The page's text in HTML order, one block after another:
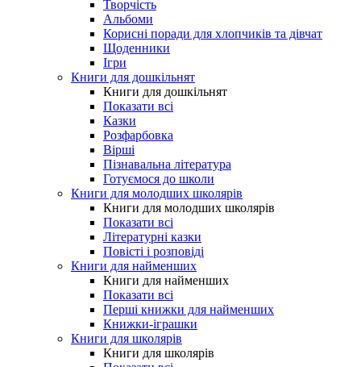
Творчість
Альбоми
Корисні поради для хлопчиків та дівчат
Щоденники
Ігри
Книги для дошкільнят
Книги для дошкільнят
Показати всі
Казки
Розфарбовка
Вірші
Пізнавальна література
Готуємося до школи
Книги для молодших школярів
Книги для молодших школярів
Показати всі
Літературні казки
Повісті і розповіді
Книги для найменших
Книги для найменших
Показати всі
Перші книжки для найменших
Книжки-іграшки
Книги для школярів
Книги для школярів